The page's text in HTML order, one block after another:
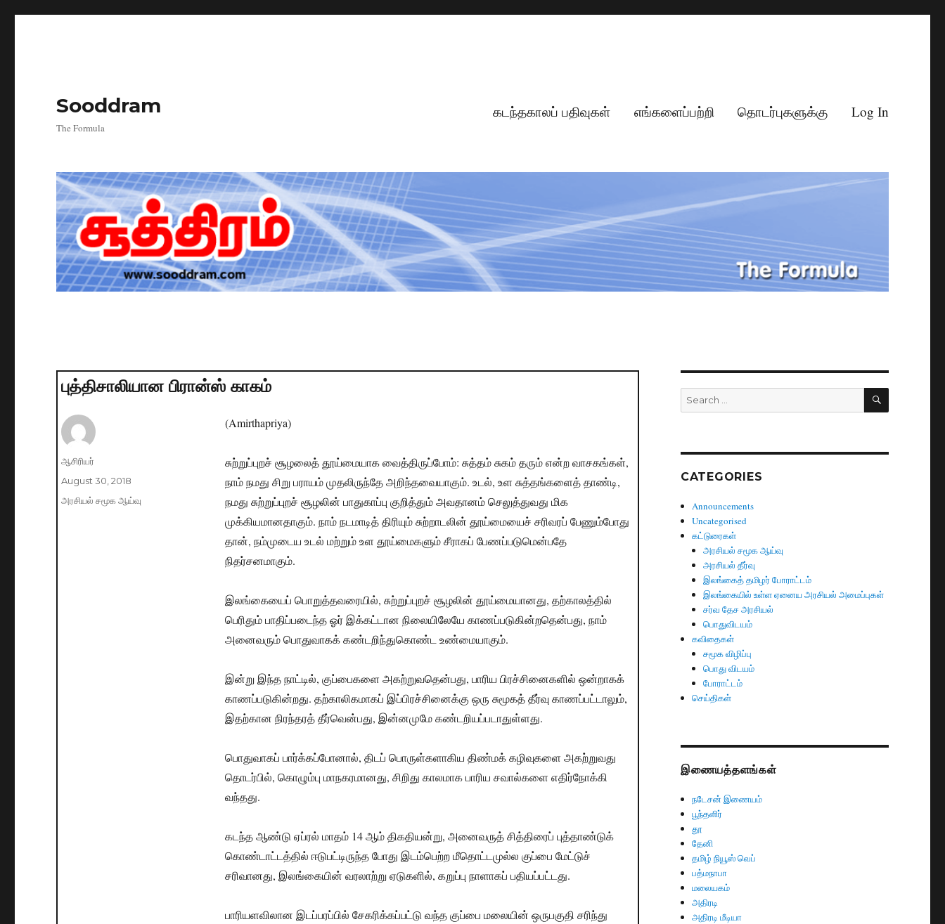
Sooddram
The Formula
கடந்தகாலப் பதிவுகள் எங்களைப்பற்றி தொடர்புகளுக்கு Log In
புத்திசாலியான பிரான்ஸ் காகம்
(Amirthapriya)
சுற்றுப்புறச் சூழலைத் தூய்மையாக வைத்திருப்போம்: சுத்தம் சுகம் தரும் என்ற வாசகங்கள்,
நாம் நமது சிறு பராயம் முதலிருந்தே அறிந்தவையாகும். உடல், உள சுத்தங்களைத் தாண்டி,
நமது சுற்றுப்புறச் சூழலின் பாதுகாப்பு குறித்தும் அவதானம் செலுத்துவது மிக
முக்கியமானதாகும். நாம் நடமாடித் திரியும் சுற்றாடலின் தூய்மையைச் சரிவரப் பேணும்போது
தான், நம்முடைய உடல் மற்றும் உள தூய்மைகளும் சீராகப் பேணப்படுமென்பதே
நிதர்சனமாகும்.
இலங்கையைப் பொறுத்தவரையில், சுற்றுப்புறச் சூழலின் தூய்மையானது, தற்காலத்தில்
பெரிதும் பாதிப்படைந்த ஓர் இக்கட்டான நிலையிலேயே காணப்படுகின்றதென்பது, நாம்
அனைவரும் பொதுவாகக் கண்டறிந்துகொண்ட உண்மையாகும்.
இன்று இந்த நாட்டில், குப்பைகளை அகற்றுவதென்பது, பாரிய பிரச்சினைகளில் ஒன்றாகக்
காணப்படுகின்றது. தற்காலிகமாகப் இப்பிரச்சினைக்கு ஒரு சுமூகத் தீர்வு காணப்பட்டாலும்,
இதற்கான நிரந்தரத் தீர்வென்பது, இன்னமுமே கண்டறியப்படாதுள்ளது.
பொதுவாகப் பார்க்கப்போனால், திடப் பொருள்களாகிய திண்மக் கழிவுகளை அகற்றுவது
தொடர்பில், கொழும்பு மாநகரமானது, சிறிது காலமாக பாரிய சவால்களை எதிர்நோக்கி
வந்தது.
கடந்த ஆண்டு ஏப்ரல் மாதம் 14 ஆம் திகதியன்று, அனைவருத் சித்திரைப் புத்தாண்டுக்
கொண்டாட்டத்தில் ஈடுபட்டிருந்த போது இடம்பெற்ற மீதொட்டமுல்ல குப்பை மேட்டுச்
சரிவானது, இலங்கையின் வரலாற்று ஏடுகளில், கறுப்பு நாளாகப் பதியப்பட்டது.
பாரியளவிலான இடப்பரப்பில் சேகரிக்கப்பட்டு வந்த குப்பை மலையின் ஒருபகுதி சரிந்து
Author
ஆசிரியர்
Posted
on
August 30, 2018
Categories
அரசியல் சமூக ஆய்வு
Search
for:
SEARCH
CATEGORIES
Announcements
Uncategorised
கட்டுரைகள்
அரசியல் சமூக ஆய்வு
அரசியல் தீர்வு
இலங்கைத் தமிழர் போராட்டம்
இலங்கையில் உள்ள ஏனைய அரசியல் அமைப்புகள்
சர்வ தேச அரசியல்
பொதுவிடயம்
கவிதைகள்
சமூக விழிப்பு
பொது விடயம்
போராட்டம்
செய்திகள்
இணையத்தளங்கள்
நடேசன் இணையம்
பூந்தளிர்
தூ
தேனி
தமிழ் நியூஸ் வெப்
பத்மநாபா
மலையகம்
அதிரடி
அதிரடி மீடியா